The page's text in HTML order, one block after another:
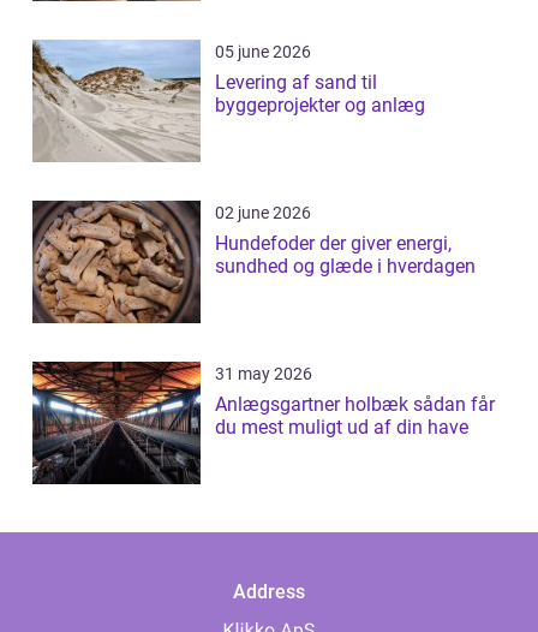
05 june 2026
Levering af sand til
byggeprojekter og anlæg
02 june 2026
Hundefoder der giver energi,
sundhed og glæde i hverdagen
31 may 2026
Anlægsgartner holbæk sådan får
du mest muligt ud af din have
Address